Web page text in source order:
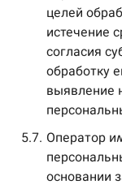
целей
истечение
согласия
обработку
выявление
5.7. Оператор
основании